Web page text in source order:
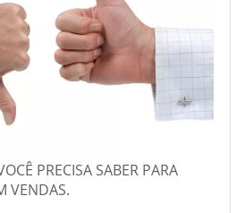
PRECISA SABER PARA
VENDAS.